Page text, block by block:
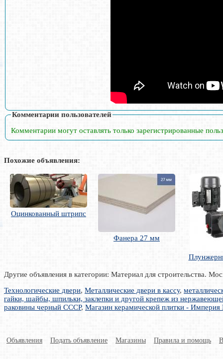
Комментарии пользователей
Комментарии могут оставлять только зарегистрированные
Похожие объявления:
Оцинкованный штрипс
Фанера 27 мм
Другие объявления в категории: Материал для строительства.
Технологические двери, Металлические двери в кассу,
гайки, шайбы, шпильки, заклепки и другой крепеж из
раковины черный СССР, Магазин керамической плитки - Империя
Объявления Подать объявление Магазины Правила и помощь